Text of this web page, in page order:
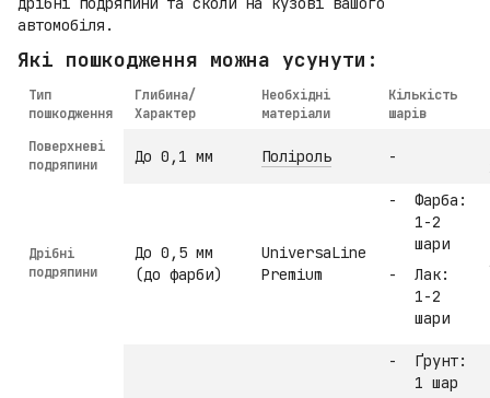
автомобіля.
Які пошкодження можна усунути:
Тип
пошкодження
Глибина/
Характер
Необхідні
матеріали
Кількість
шарів
Поверхневі
подряпини
До 0,1 мм Поліроль -
Дрібні
подряпини
До 0,5 мм
(до фарби)
UniversaLine
Premium
Фарба:
1-2
шари
Лак:
1-2
шари
Ґрунт:
1 шар